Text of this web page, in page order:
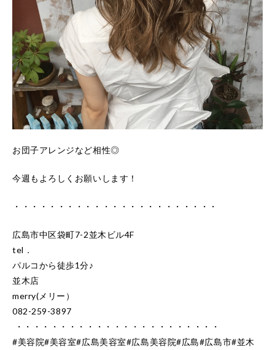
お団子アレンジなど相性◎
今週もよろしくお願いします！
・・・・・・・・・・・・・・・・・・・・・・・
広島市中区袋町7-2並木ビル4F
tel．
パルコから徒歩1分♪
並木店
merry(メリー）
082-259-3897
・・・・・・・・・・・・・・・・・・・・・・・
#美容院#美容室#広島美容室#広島美容院#広島#広島市#並木